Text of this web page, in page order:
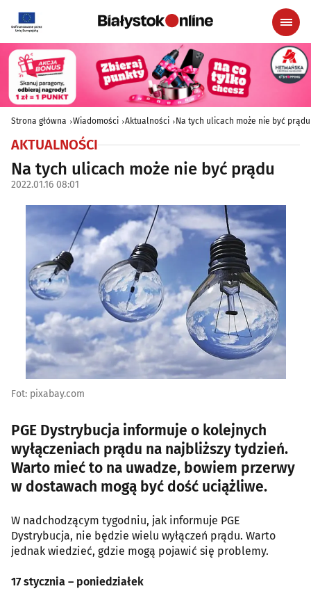
Strona główna Wiadomości Aktualności Na tych ulicach może nie być prądu
AKTUALNOŚCI
Na tych ulicach może nie być prądu
2022.01.16 08:01
Fot: pixabay.com
PGE Dystrybucja informuje o kolejnych
wyłączeniach prądu na najbliższy tydzień.
Warto mieć to na uwadze, bowiem przerwy
w dostawach mogą być dość uciążliwe.
W nadchodzącym tygodniu, jak informuje PGE
Dystrybucja, nie będzie wielu wyłączeń prądu. Warto
jednak wiedzieć, gdzie mogą pojawić się problemy.
17 stycznia – poniedziałek